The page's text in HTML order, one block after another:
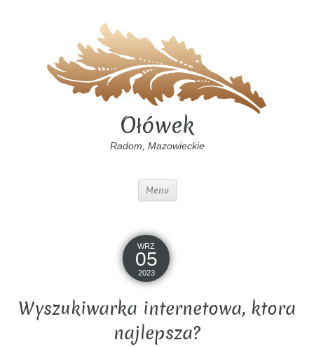
Ołówek
Radom, Mazowieckie
Menu
WRZ
05
2023
Wyszukiwarka internetowa, ktora
najlepsza?